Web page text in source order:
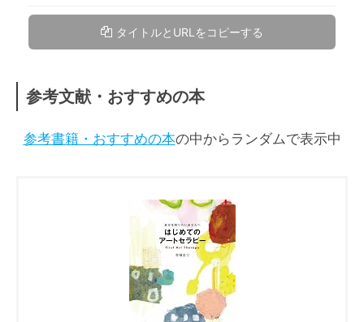
タイトルとURLをコピーする
参考文献・おすすめの本
参考書籍・おすすめの本の中からランダムで表示中